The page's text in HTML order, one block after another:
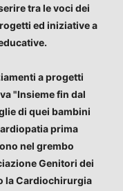
tra le voci dei
ed iniziative a
a progetti
"Insieme fin dal
di quei bambini
prima
nel grembo
Genitori dei
la Cardiochirurgia